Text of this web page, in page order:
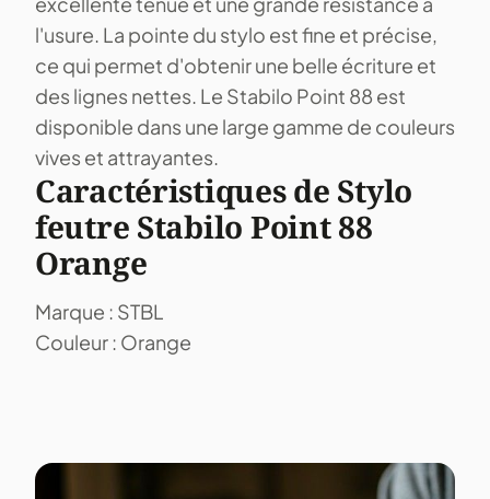
l'usure. La pointe du stylo est fine et précise,
ce qui permet d'obtenir une belle écriture et
des lignes nettes. Le Stabilo Point 88 est
disponible dans une large gamme de couleurs
vives et attrayantes.
Caractéristiques de Stylo
feutre Stabilo Point 88
Orange
Marque : STBL
Couleur : Orange